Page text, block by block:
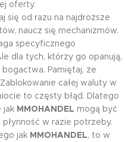
oferty.
się od razu na najdroższe
naucz się mechanizmów.
specyficznego
dla tych, którzy go opanują,
Pamiętaj, że
całej waluty w
to częsty błąd. Dlatego
jak MMOHANDEL mogą być
płynność w razie potrzeby.
jak MMOHANDEL, to w